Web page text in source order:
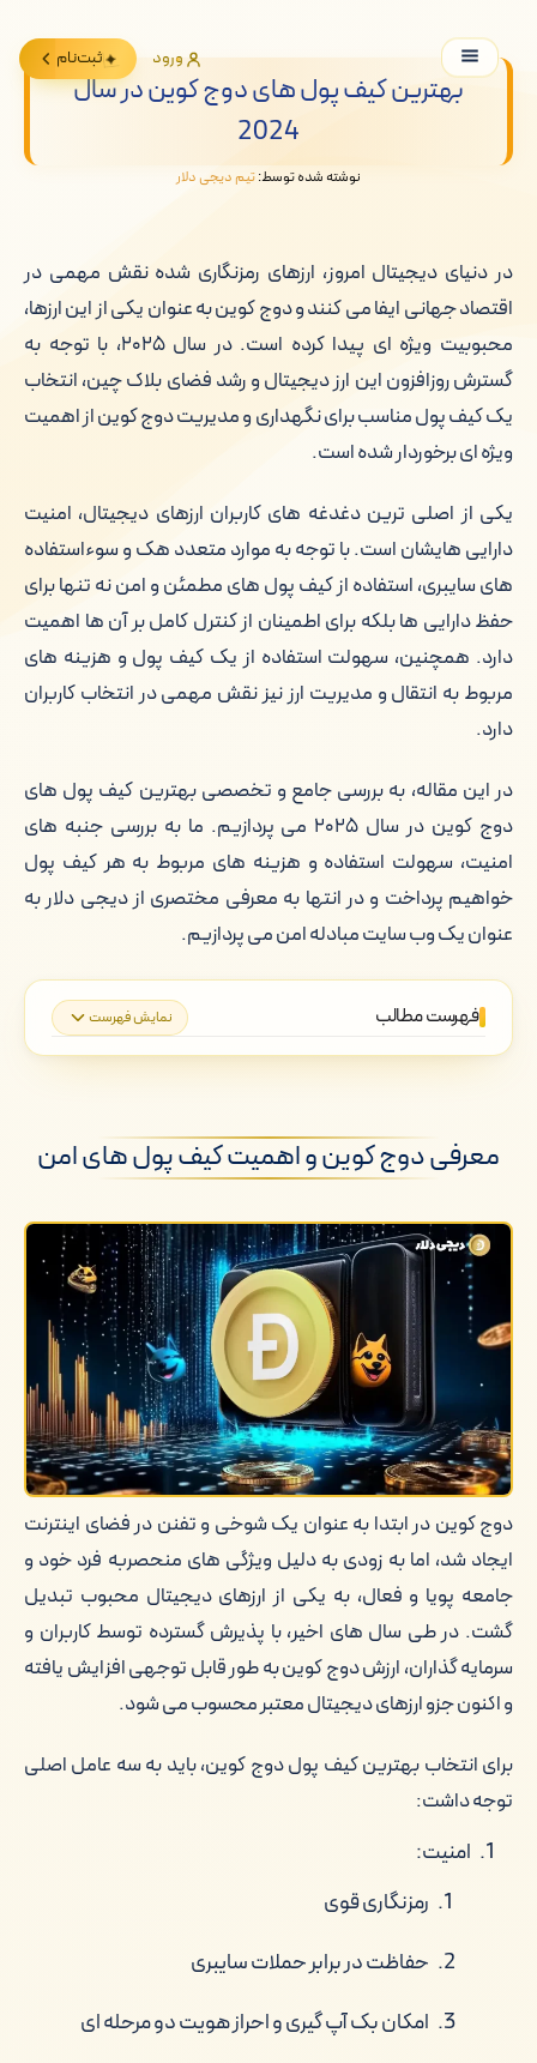
ورود ثبت‌نام
بهترین کیف پول های دوج کوین در سال
2024
نوشته شده توسط:تیم دیجی دلار
در دنیای دیجیتال امروز، ارزهای رمزنگاری شده نقش مهمی در
اقتصاد جهانی ایفا می کنند و دوج کوین به عنوان یکی از این ارزها،
محبوبیت ویژه ای پیدا کرده است. در سال ۲۰۲۵، با توجه به
گسترش روزافزون این ارز دیجیتال و رشد فضای بلاک چین، انتخاب
یک کیف پول مناسب برای نگهداری و مدیریت دوج کوین از اهمیت
ویژه ای برخوردار شده است.
یکی از اصلی ترین دغدغه های کاربران ارزهای دیجیتال، امنیت
دارایی هایشان است. با توجه به موارد متعدد هک و سوءاستفاده
های سایبری، استفاده از کیف پول های مطمئن و امن نه تنها برای
حفظ دارایی ها بلکه برای اطمینان از کنترل کامل بر آن ها اهمیت
دارد. همچنین، سهولت استفاده از یک کیف پول و هزینه های
مربوط به انتقال و مدیریت ارز نیز نقش مهمی در انتخاب کاربران
دارد.
در این مقاله، به بررسی جامع و تخصصی بهترین کیف پول های
دوج کوین در سال ۲۰۲۵ می پردازیم. ما به بررسی جنبه های
امنیت، سهولت استفاده و هزینه های مربوط به هر کیف پول
خواهیم پرداخت و در انتها به معرفی مختصری از دیجی دلار به
عنوان یک وب سایت مبادله امن می پردازیم.
فهرست مطالب نمایش فهرست
معرفی دوج کوین و اهمیت کیف پول های
بهترین کیف پول های دوج کوین در سال
۲۰۲۵
معرفی دیجی دلار به عنوان یک پلتفرم
مبادله امن
کلام آخر
معرفی دوج کوین و اهمیت کیف پول های امن
دوج کوین در ابتدا به عنوان یک شوخی و تفنن در فضای اینترنت
ایجاد شد، اما به زودی به دلیل ویژگی های منحصربه فرد خود و
جامعه پویا و فعال، به یکی از ارزهای دیجیتال محبوب تبدیل
گشت. در طی سال های اخیر، با پذیرش گسترده توسط کاربران و
سرمایه گذاران، ارزش دوج کوین به طور قابل توجهی افزایش یافته
و اکنون جزو ارزهای دیجیتال معتبر محسوب می شود.
برای انتخاب بهترین کیف پول دوج کوین، باید به سه عامل اصلی
توجه داشت:
امنیت:
رمزنگاری قوی
حفاظت در برابر حملات سایبری
امکان بک آپ گیری و احراز هویت دو مرحله ای